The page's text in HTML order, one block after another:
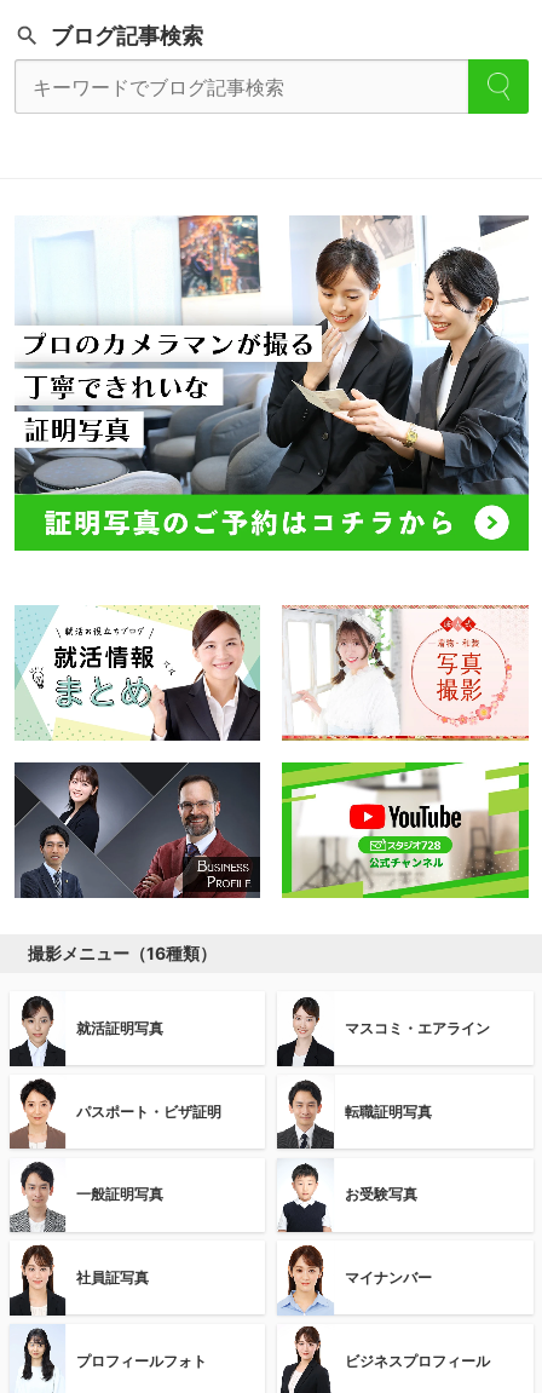
ブログ記事検索
撮影メニュー（16種類）
就活証明写真 マスコミ・エアライン
パスポート・ビザ証明 転職証明写真
一般証明写真 お受験写真
社員証写真 マイナンバー
プロフィールフォト ビジネスプロフィール